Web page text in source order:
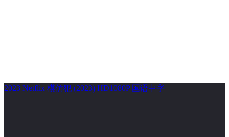
2023 Netflix 模仿犯 (2023) HD1080P 国语中字